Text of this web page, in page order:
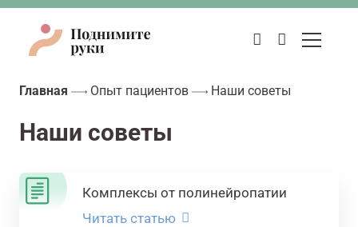
Главная Опыт пациентов Наши советы
Наши советы
Комплексы от полинейропатии
Читать статью